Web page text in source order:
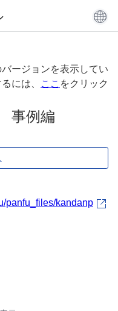
ージョンを表示してい
には、
ここ をクリック
事例編
panfu_files/kandanp